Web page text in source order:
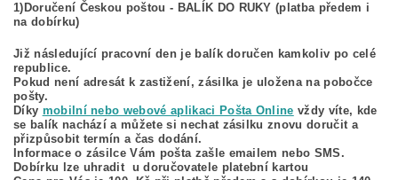
1)Doručení Českou poštou - BALÍK DO RUKY (platba předem i
na dobírku)
Již následující pracovní den je balík doručen kamkoliv po celé
republice.
Pokud není adresát k zastižení, zásilka je uložena na pobočce
pošty.
Díky mobilní nebo webové aplikaci Pošta Online vždy víte, kde
se balík nachází a můžete si nechat zásilku znovu doručit a
přizpůsobit termín a čas dodání.
Informace o zásilce Vám pošta zašle emailem nebo SMS.
Dobírku lze uhradit u doručovatele platební kartou